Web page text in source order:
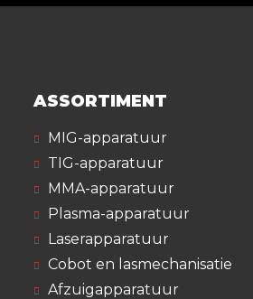
ASSORTIMENT
MIG-apparatuur
TIG-apparatuur
MMA-apparatuur
Plasma-apparatuur
Laserapparatuur
Cobot en lasmechanisatie
Afzuigapparatuur